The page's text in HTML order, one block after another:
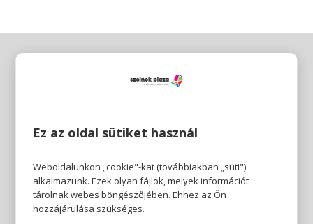
Ez az oldal sütiket használ
Weboldalunkon „cookie"-kat (továbbiakban „süti")
alkalmazunk. Ezek olyan fájlok, melyek információt
tárolnak webes böngészőjében. Ehhez az Ön
hozzájárulása szükséges.